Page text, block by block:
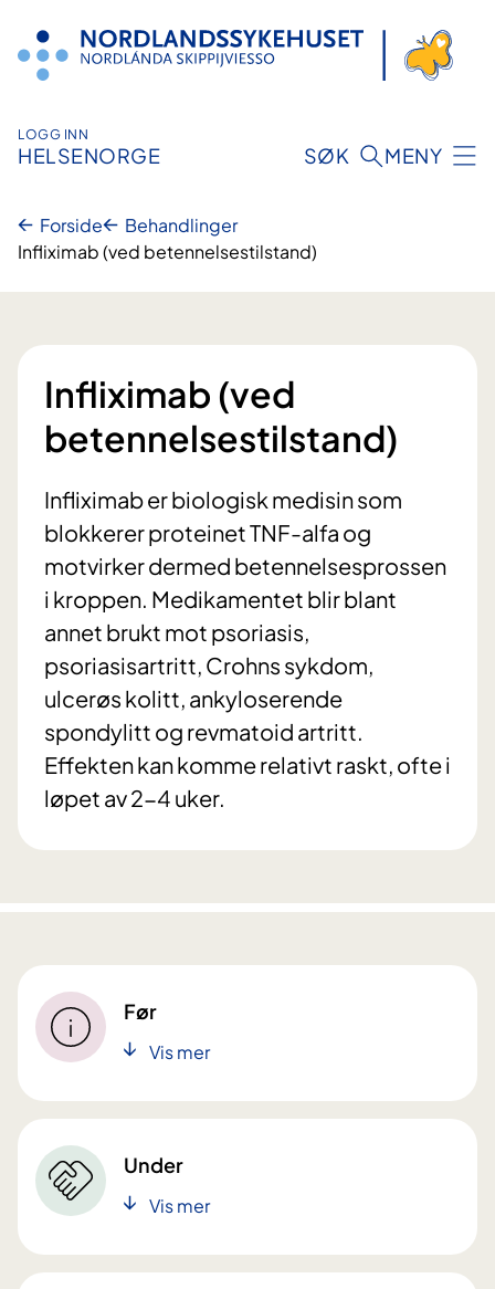
innhold
LOGG INN
HELSENORGE SØK MENY
Forside
Behandlinger
Infliximab (ved betennelsestilstand)
Infliximab (ved
betennelsestilstand)
Infliximab er biologisk medisin som
blokkerer proteinet TNF-alfa og
motvirker dermed betennelsesprossen
i kroppen. Medikamentet blir blant
annet brukt mot psoriasis,
psoriasisartritt, Crohns sykdom,
ulcerøs kolitt, ankyloserende
spondylitt og revmatoid artritt.
Effekten kan komme relativt raskt, ofte i
løpet av 2-4 uker.
Før
Vis mer
Under
Vis mer